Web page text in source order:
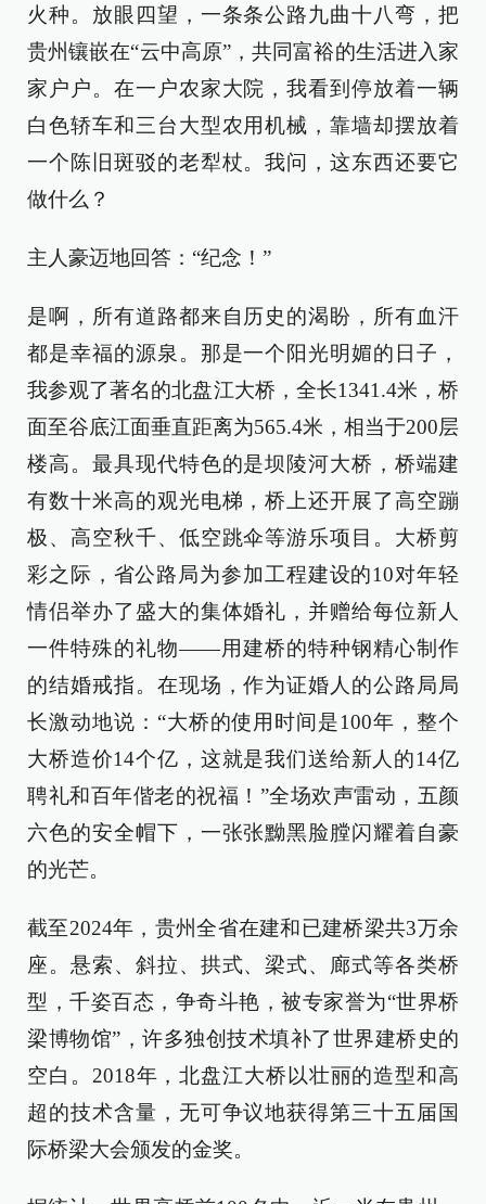
火种。放眼四望，一条条公路九曲十八弯，把
贵州镶嵌在“云中高原”，共同富裕的生活进入家
家户户。在一户农家大院，我看到停放着一辆
白色轿车和三台大型农用机械，靠墙却摆放着
一个陈旧斑驳的老犁杖。我问，这东西还要它
做什么？
主人豪迈地回答：“纪念！”
是啊，所有道路都来自历史的渴盼，所有血汗
都是幸福的源泉。那是一个阳光明媚的日子，
我参观了著名的北盘江大桥，全长1341.4米，桥
面至谷底江面垂直距离为565.4米，相当于200层
楼高。最具现代特色的是坝陵河大桥，桥端建
有数十米高的观光电梯，桥上还开展了高空蹦
极、高空秋千、低空跳伞等游乐项目。大桥剪
彩之际，省公路局为参加工程建设的10对年轻
情侣举办了盛大的集体婚礼，并赠给每位新人
一件特殊的礼物——用建桥的特种钢精心制作
的结婚戒指。在现场，作为证婚人的公路局局
长激动地说：“大桥的使用时间是100年，整个
大桥造价14个亿，这就是我们送给新人的14亿
聘礼和百年偕老的祝福！”全场欢声雷动，五颜
六色的安全帽下，一张张黝黑脸膛闪耀着自豪
的光芒。
截至2024年，贵州全省在建和已建桥梁共3万余
座。悬索、斜拉、拱式、梁式、廊式等各类桥
型，千姿百态，争奇斗艳，被专家誉为“世界桥
梁博物馆”，许多独创技术填补了世界建桥史的
空白。2018年，北盘江大桥以壮丽的造型和高
超的技术含量，无可争议地获得第三十五届国
际桥梁大会颁发的金奖。